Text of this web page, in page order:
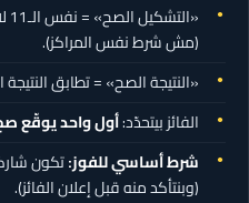
(مش شرط نفس المراكز).
«النتيجة الصح» = تطابق النتيجة
الفائز بيتحدّد:أول واحد يوقّع
شرط أساسي للفوز:تكون
(وبنتأكد منه قبل إعلان الفائز).